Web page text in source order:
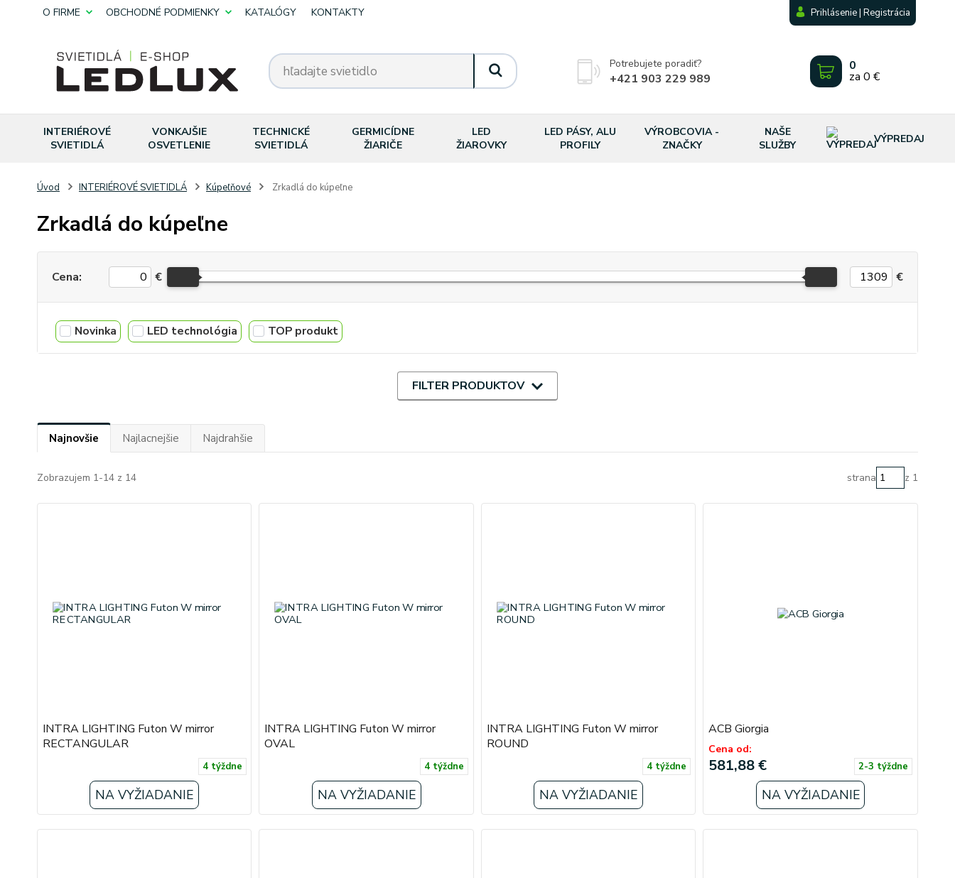
O FIRME OBCHODNÉ PODMIENKY KATALÓGY KONTAKTY Prihlásenie | Registrácia
Potrebujete poradiť?
+421 903 229 989
0
za 0 €
INTERIÉROVÉ
SVIETIDLÁ
VONKAJŠIE
OSVETLENIE
TECHNICKÉ
SVIETIDLÁ
GERMICÍDNE
ŽIARIČE
LED
ŽIAROVKY
LED PÁSY, ALU
PROFILY
VÝROBCOVIA -
ZNAČKY
NAŠE
SLUŽBY
VÝPREDAJ
Úvod INTERIÉROVÉ SVIETIDLÁ Kúpeľňové Zrkadlá do kúpeľne
Zrkadlá do kúpeľne
FILTER PRODUKTOV
Cena: € €
Novinka LED technológia TOP produkt
Najnovšie Najlacnejšie Najdrahšie
Zobrazujem 1-14 z 14 strana z 1
INTRA LIGHTING Futon W mirror
RECTANGULAR
4 týždne
NA VYŽIADANIE
INTRA LIGHTING Futon W mirror
OVAL
4 týždne
NA VYŽIADANIE
INTRA LIGHTING Futon W mirror
ROUND
4 týždne
NA VYŽIADANIE
ACB Giorgia
Cena od:
581,88 € 2-3 týždne
NA VYŽIADANIE